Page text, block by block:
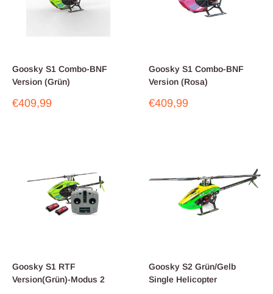
Goosky S1 Combo-BNF
Version (Grün)
Sonderpreis
€409,99
Goosky S1 Combo-BNF
Version (Rosa)
Sonderpreis
€409,99
Goosky S1 RTF
Version(Grün)-Modus 2
Goosky S2 Grün/Gelb
Single Helicopter